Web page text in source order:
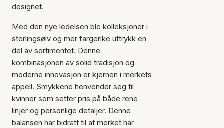
designet.
Med den nye ledelsen ble kolleksjoner i
sterlingsølv og mer fargerike uttrykk en
del av sortimentet. Denne
kombinasjonen av solid tradisjon og
moderne innovasjon er kjernen i merkets
appell. Smykkene henvender seg til
kvinner som setter pris på både rene
linjer og personlige detaljer. Denne
balansen har bidratt til at merket har